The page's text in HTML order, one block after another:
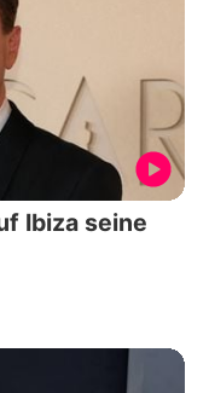
Ibiza seine